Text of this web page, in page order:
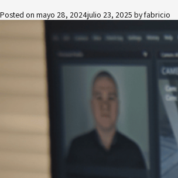
Protek Personas
Corredora de seguros
Sobre Protek
Trabaja con nosotros
Novedades
Posted on mayo 28, 2024julio 23, 2025 byfabricio